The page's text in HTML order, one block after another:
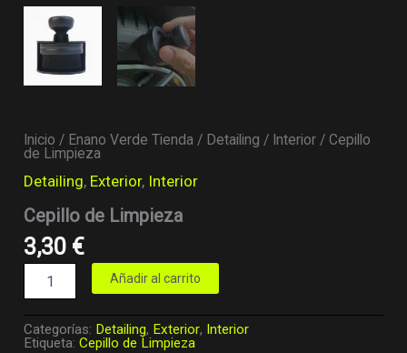
Inicio / Enano Verde Tienda / Detailing / Interior / Cepillo
de Limpieza
Detailing, Exterior, Interior
Cepillo de Limpieza
3,30 €
Añadir al carrito
Categorías: Detailing, Exterior, Interior
Etiqueta:Cepillo de Limpieza